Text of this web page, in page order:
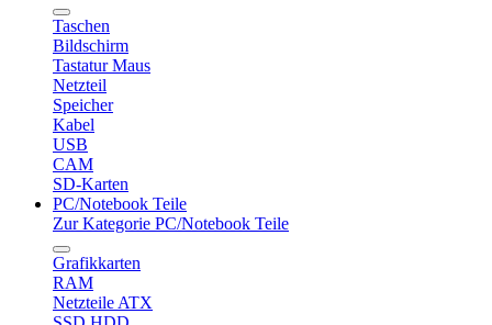
Taschen
Bildschirm
Tastatur Maus
Netzteil
Speicher
Kabel
USB
CAM
SD-Karten
PC/Notebook Teile
Zur Kategorie PC/Notebook Teile
Grafikkarten
RAM
Netzteile ATX